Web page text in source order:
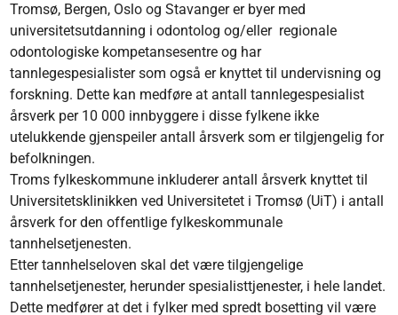
Tromsø, Bergen, Oslo og Stavanger er byer med
universitetsutdanning i odontolog og/eller regionale
odontologiske kompetansesentre og har
tannlegespesialister som også er knyttet til undervisning og
forskning. Dette kan medføre at antall tannlegespesialist
årsverk per 10 000 innbyggere i disse fylkene ikke
utelukkende gjenspeiler antall årsverk som er tilgjengelig for
befolkningen.
Troms fylkeskommune inkluderer antall årsverk knyttet til
Universitetsklinikken ved Universitetet i Tromsø (UiT) i antall
årsverk for den offentlige fylkeskommunale
tannhelsetjenesten.
Etter tannhelseloven skal det være tilgjengelige
tannhelsetjenester, herunder spesialisttjenester, i hele landet.
Dette medfører at det i fylker med spredt bosetting vil være